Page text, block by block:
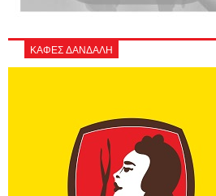
ΚΑΦΕΣ ΔΑΝΔΑΛΗ